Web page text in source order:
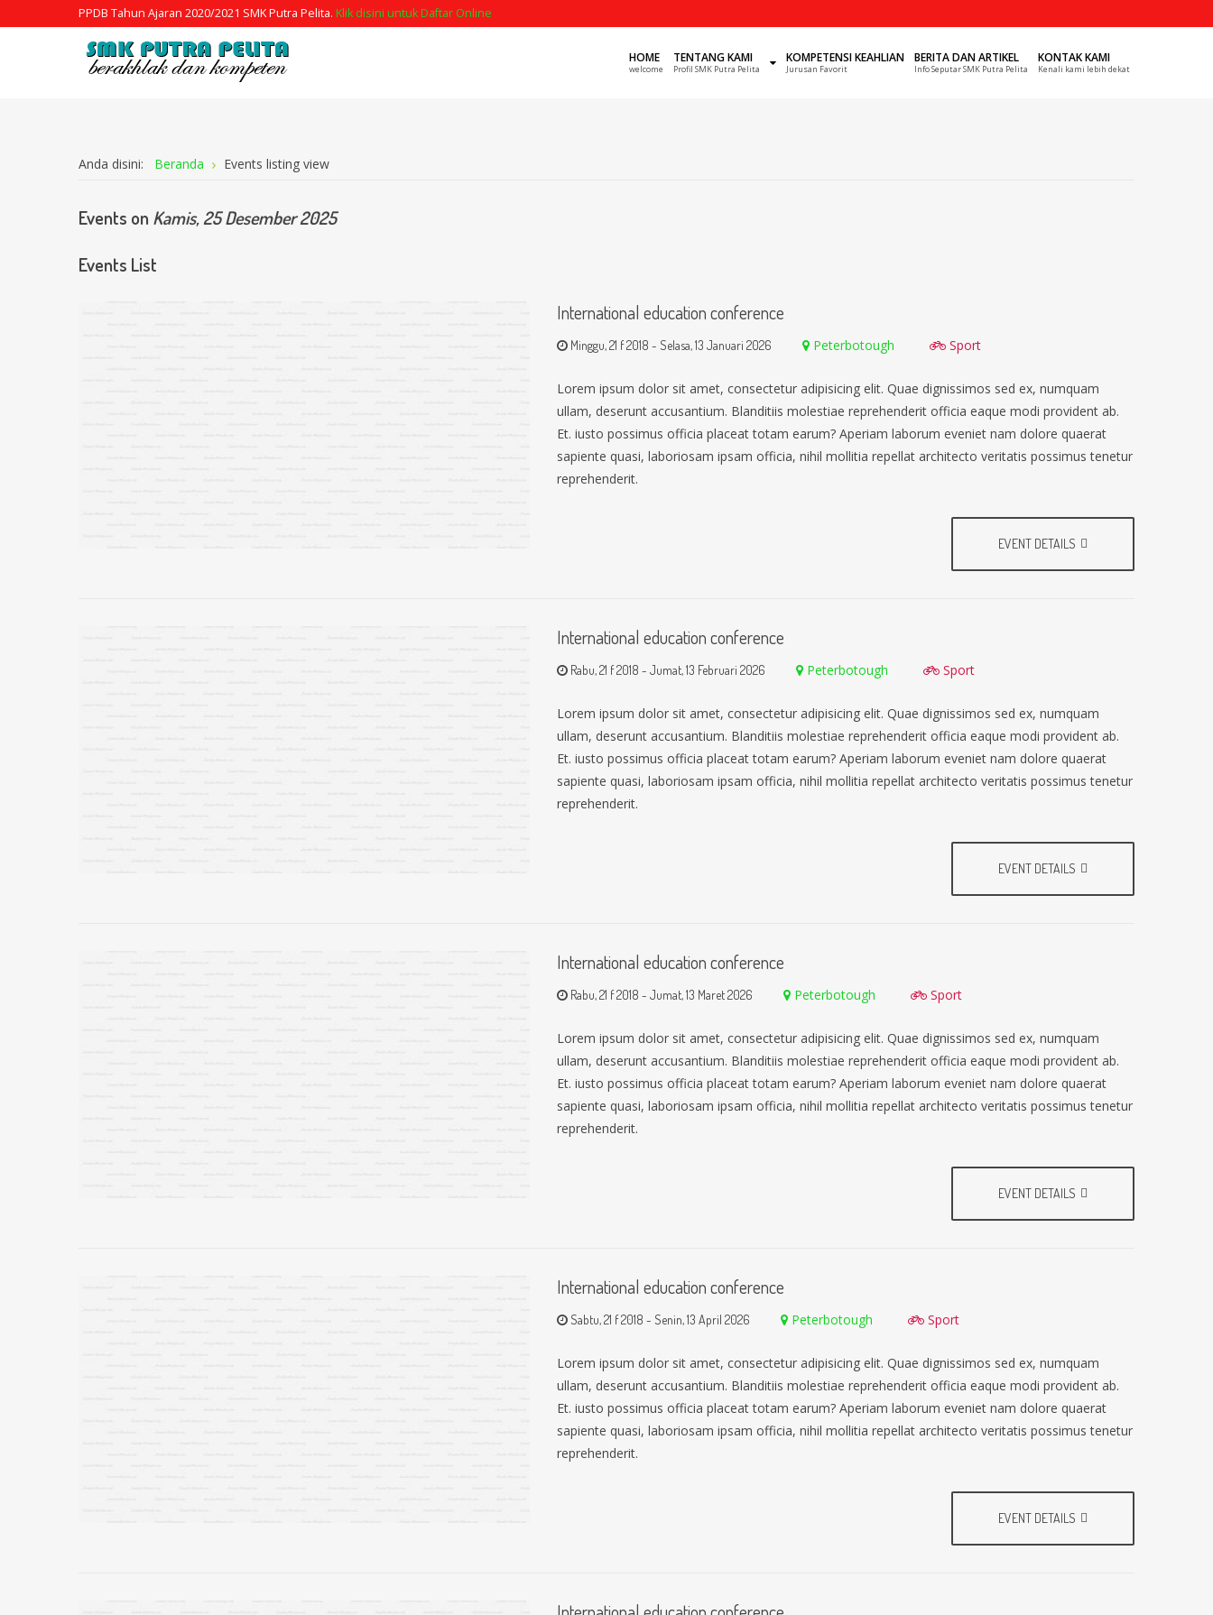
PPDB Tahun Ajaran 2020/2021 SMK Putra Pelita. Klik disini untuk Daftar Online
HOME
welcome
TENTANG KAMI
Profil SMK Putra Pelita
KOMPETENSI KEAHLIAN
Jurusan Favorit
BERITA DAN ARTIKEL
Info Seputar SMK Putra Pelita
KONTAK KAMI
Kenali kami lebih dekat
Anda disini: Beranda Events listing view
Events on Kamis, 25 Desember 2025
Events List
International education conference
Minggu, 21 f 2018 - Selasa, 13 Januari 2026 Peterbotough Sport
Lorem ipsum dolor sit amet, consectetur adipisicing elit. Quae dignissimos sed ex, numquam
ullam, deserunt accusantium. Blanditiis molestiae reprehenderit officia eaque modi provident ab.
Et. iusto possimus officia placeat totam earum? Aperiam laborum eveniet nam dolore quaerat
sapiente quasi, laboriosam ipsam officia, nihil mollitia repellat architecto veritatis possimus tenetur
reprehenderit.
EVENT DETAILS
International education conference
Rabu, 21 f 2018 - Jumat, 13 Februari 2026 Peterbotough Sport
Lorem ipsum dolor sit amet, consectetur adipisicing elit. Quae dignissimos sed ex, numquam
ullam, deserunt accusantium. Blanditiis molestiae reprehenderit officia eaque modi provident ab.
Et. iusto possimus officia placeat totam earum? Aperiam laborum eveniet nam dolore quaerat
sapiente quasi, laboriosam ipsam officia, nihil mollitia repellat architecto veritatis possimus tenetur
reprehenderit.
EVENT DETAILS
International education conference
Rabu, 21 f 2018 - Jumat, 13 Maret 2026 Peterbotough Sport
Lorem ipsum dolor sit amet, consectetur adipisicing elit. Quae dignissimos sed ex, numquam
ullam, deserunt accusantium. Blanditiis molestiae reprehenderit officia eaque modi provident ab.
Et. iusto possimus officia placeat totam earum? Aperiam laborum eveniet nam dolore quaerat
sapiente quasi, laboriosam ipsam officia, nihil mollitia repellat architecto veritatis possimus tenetur
reprehenderit.
EVENT DETAILS
International education conference
Sabtu, 21 f 2018 - Senin, 13 April 2026 Peterbotough Sport
Lorem ipsum dolor sit amet, consectetur adipisicing elit. Quae dignissimos sed ex, numquam
ullam, deserunt accusantium. Blanditiis molestiae reprehenderit officia eaque modi provident ab.
Et. iusto possimus officia placeat totam earum? Aperiam laborum eveniet nam dolore quaerat
sapiente quasi, laboriosam ipsam officia, nihil mollitia repellat architecto veritatis possimus tenetur
reprehenderit.
EVENT DETAILS